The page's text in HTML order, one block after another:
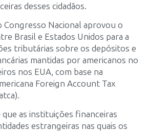
desses cidadãos.
Congresso Nacional aprovou o
Brasil e Estados Unidos para a
tributárias sobre os depósitos e
mantidas por americanos no
nos EUA, com base na
Foreign Account Tax
que as instituições financeiras
estrangeiras nas quais os